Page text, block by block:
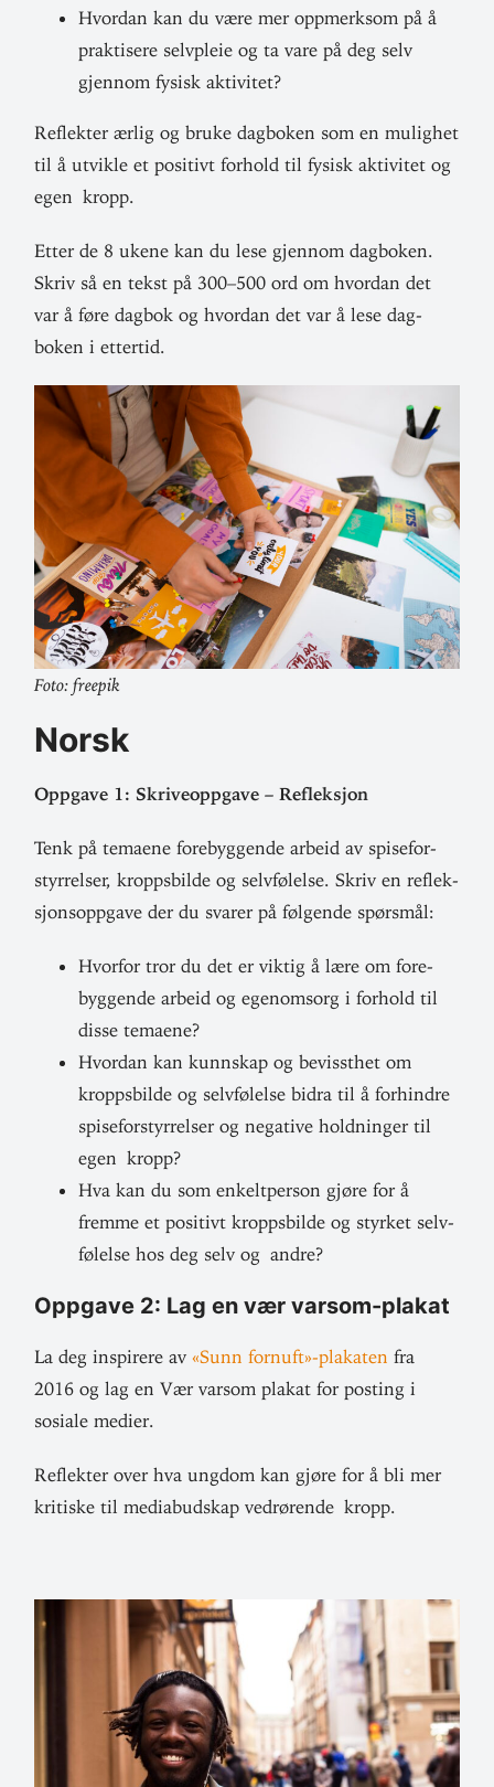
Hvordan kan du være mer opp­merksom på å
prak­tisere selv­pleie og ta vare på deg selv
gjennom fysisk aktivitet?
Reflekter ærlig og bruke dag­boken som en mulighet
til å utvikle et positivt forhold til fysisk akti­vitet og
egen kropp.
Etter de 8 ukene kan du lese gjennom dag­boken.
Skriv så en tekst på 300–500 ord om hvordan det
var å føre dagbok og hvordan det var å lese dag­
boken i ettertid.
Foto: freepik
Norsk
Oppgave 1: Skrive­oppgave – Refleksjon
Tenk på temaene fore­byg­gende arbeid av spise­for­
styr­relser, kropps­bilde og selv­fø­lelse. Skriv en reflek­
sjons­oppgave der du svarer på føl­gende spørsmål:
Hvorfor tror du det er viktig å lære om fore­
byg­gende arbeid og egenomsorg i forhold til
disse temaene?
Hvordan kan kunnskap og bevissthet om
kropps­bilde og selv­fø­lelse bidra til å for­hindre
spise­for­styr­relser og neg­ative hold­ninger til
egen kropp?
Hva kan du som enkelt­person gjøre for å
fremme et positivt kropps­bilde og styrket selv­
fø­lelse hos deg selv og andre?
Oppgave 2: Lag en vær varsom-plakat
La deg inspirere av«Sunn fornuft»-plakaten fra
2016 og lag en Vær varsom plakat for posting i
sosiale medier.
Reflekter over hva ungdom kan gjøre for å bli mer
kri­tiske til media­budskap ved­rø­rende kropp.